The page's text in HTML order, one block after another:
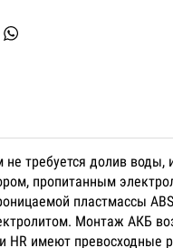
требуется долив воды,
пропитанным
пластмассы
Монтаж АКБ
имеют превосходные